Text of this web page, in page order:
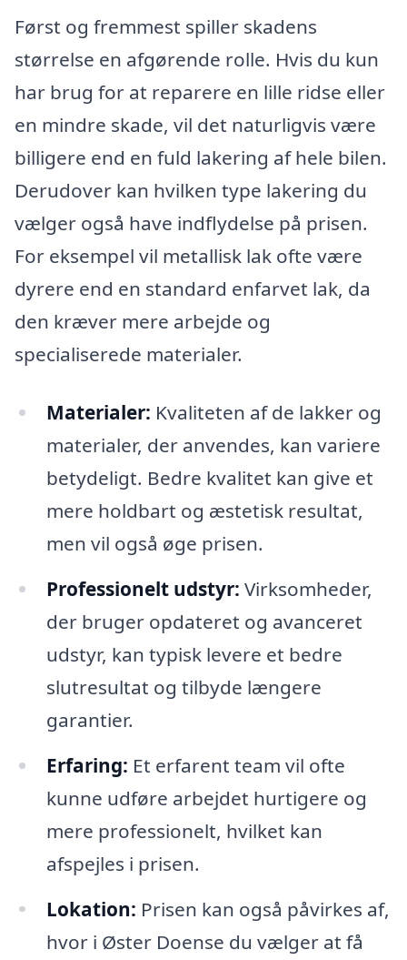
Først og fremmest spiller skadens
størrelse en afgørende rolle. Hvis du kun
har brug for at reparere en lille ridse eller
en mindre skade, vil det naturligvis være
billigere end en fuld lakering af hele bilen.
Derudover kan hvilken type lakering du
vælger også have indflydelse på prisen.
For eksempel vil metallisk lak ofte være
dyrere end en standard enfarvet lak, da
den kræver mere arbejde og
specialiserede materialer.
Materialer: Kvaliteten af de lakker og
materialer, der anvendes, kan variere
betydeligt. Bedre kvalitet kan give et
mere holdbart og æstetisk resultat,
men vil også øge prisen.
Professionelt udstyr: Virksomheder,
der bruger opdateret og avanceret
udstyr, kan typisk levere et bedre
slutresultat og tilbyde længere
garantier.
Erfaring: Et erfarent team vil ofte
kunne udføre arbejdet hurtigere og
mere professionelt, hvilket kan
afspejles i prisen.
Lokation: Prisen kan også påvirkes af,
hvor i Øster Doense du vælger at få